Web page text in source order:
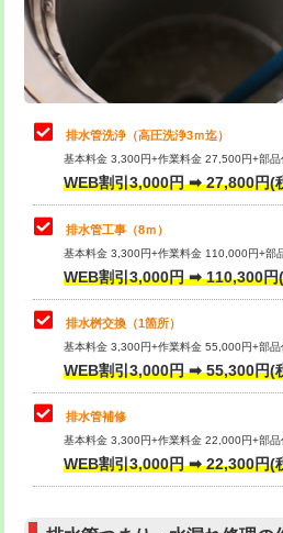
排水管工事（土の掘削・埋め戻し作
業）
排水管工事（排水管工事/3ｍまで）
排水管工事（追加 排水管工事/3ｍ超
え）
マス交換（土の掘削・埋め戻し作業
マス交換（深さ50㎝未満）
マス交換（深さ50㎝以上）
コンクリート斫り（厚さ10㎝まで）
コンクリート斫り（厚さ10㎝超え）
モルタル補修（厚さ10㎝まで）
モルタル補修（厚さ10㎝超え）
止水・漏水調査・防水処理・清掃・修
理・調整・分解・加工など（軽作業
止水・漏水調査・防水処理・清掃・
理・調整・分解・加工など（中作業）
止水・漏水調査・防水処理・清掃・
理・調整・分解・加工など（重作業
その他部品の脱着
交換・取付（タンク）
交換・取付(単水栓（壁付・デッキ
式）)
交換・取付(混合水栓（壁付・デッキ
式・ワンホール）)
交換・取付(排水栓・排水トラップ
交換・取付（その他部品）
排水管洗浄（高圧洗浄3ｍ迄）
基本料金 3,300円+作業料金 27,500円+部
WEB割引3,000円 ➡ 27,800円(
排水管工事（8ｍ）
基本料金 3,300円+作業料金 110,000円+部
WEB割引3,000円 ➡ 110,300円
排水桝交換（1箇所）
基本料金 3,300円+作業料金 55,000円+部
WEB割引3,000円 ➡ 55,300円(
排水管補修
基本料金 3,300円+作業料金 22,000円+部
WEB割引3,000円 ➡ 22,300円(